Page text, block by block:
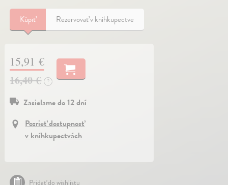
Kúpiť Rezervovať v kníhkupectve
15,91 €
16,40 €
?
Zasielame do 12 dní
Pozrieť dostupnosť
v kníhkupectvách
Pridať do wishlistu